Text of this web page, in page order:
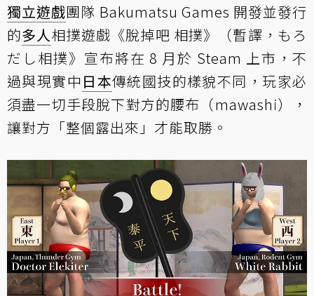
獨立遊戲團隊 Bakumatsu Games 開發並發行
的多人相撲遊戲《脫掉吧 相撲》（暫譯，もろ
だし相撲》宣布將在 8 月於 Steam 上市，不
過與現實中日本傳統國技的樣貌不同，玩家必
須盡一切手段脫下對方的腰布（mawashi），
讓對方「整個露出來」才能取勝。